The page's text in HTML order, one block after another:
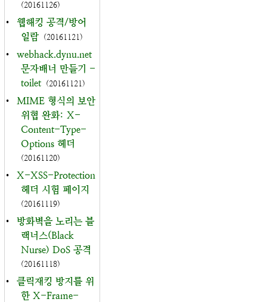
(20161126)
•
웹해킹 공격/방어
일람 (20161121)
•
webhack.dynu.net
문자배너 만들기 -
toilet (20161121)
•
MIME 형식의 보안
위협 완화: X-
Content-Type-
Options 헤더
(20161120)
•
X-XSS-Protection
헤더 시험 페이지
(20161119)
•
방화벽을 노리는 블
랙너스(Black
Nurse) DoS 공격
(20161118)
•
클릭재킹 방지를 위
한 X-Frame-